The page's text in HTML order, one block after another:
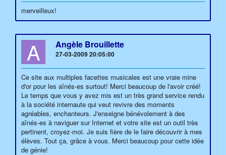
merveilleux!
A Angèle Brouillette
27-03-2009 20:05:00
Ce site aux multiples facettes musicales est une vraie mine
d'or pour les aînés-es surtout! Merci beaucoup de l'avoir créé!
Le temps que vous y avez mis est un très grand service rendu
à la société internaute qui veut revivre des moments
agréables, enchanteurs. J'enseigne bénévolement à des
aînés-es à naviguer sur Internet et votre site est un outil très
pertinent, croyez-moi. Je suis fière de le faire découvrir à mes
élèves. Tout ça, grâce à vous. Merci beaucoup pour cette idée
de génie!